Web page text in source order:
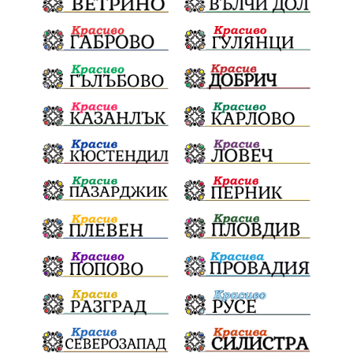
Издирване заплахи Хераклея Синтика
обществена поръчка Украйна Измама Е79
престъпление Георги Динев Великден 2025
почит Актуално История
Конституционен съд ВиК Стефан Апостолов
Радослав Ревански пострадали МРРБ
ИвелинМихайлов АнгелинаПопова
Социална политика партия "Мафия" Съд
Сигурност Училища Доброволци
културно наследство Задържане под стража